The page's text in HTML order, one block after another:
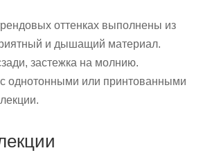
оттенках выполнены из
и дышащий материал.
застежка на молнию.
однотонными или принтованными